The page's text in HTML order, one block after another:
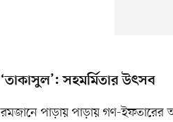
‘তাকাসুল’: সহমর্মিতার উৎসব
রমজানে পাড়ায় পাড়ায় গণ-